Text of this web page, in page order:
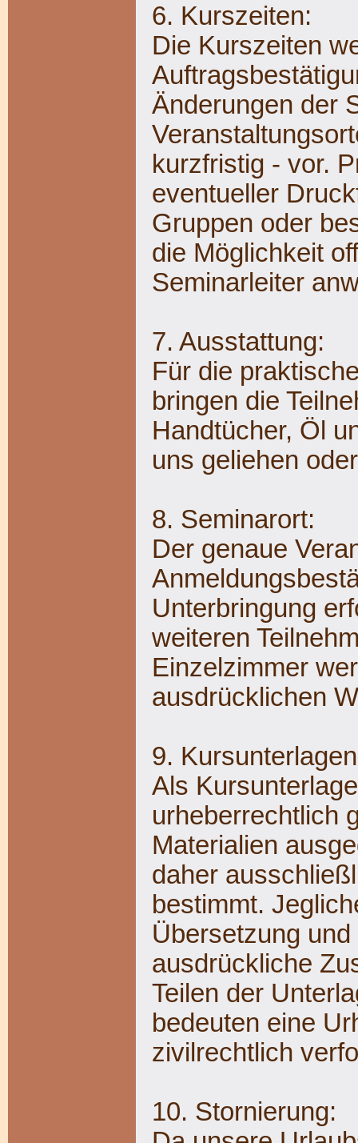
6. Kurszeiten:
Die Kurszeiten
Änderungen der
kurzfristig - vor.
eventueller
Gruppen oder
die Möglichkeit
Seminarleiter
7. Ausstattung:
Für die
bringen die
Handtücher, Öl
uns geliehen
8. Seminarort:
Der genaue
Unterbringung
weiteren
Einzelzimmer
ausdrücklichen
9.
Als
urheberrechtlich
Materialien
daher
bestimmt.
Übersetzung
ausdrückliche
Teilen der
bedeuten eine
zivilrechtlich
10. Stornierung: